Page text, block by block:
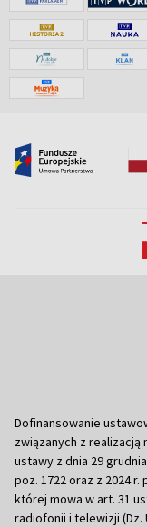
Dofinansowanie
związanych z realizacją
ustawy z dnia 29
poz. 1722 oraz z 2024
której mowa w art. 31
radiofonii i telewizji (Dz.